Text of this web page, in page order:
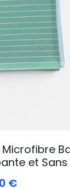
Microfibre
et
€